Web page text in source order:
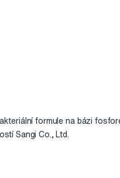
formule na bázi
Sangi Co., Ltd.